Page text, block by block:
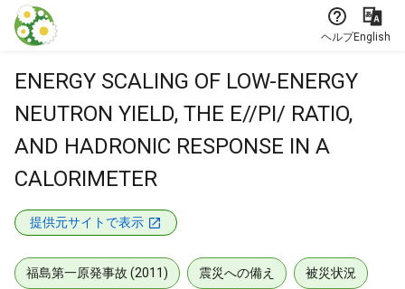
本文に飛ぶ
ヘルプEnglish
ENERGY SCALING OF LOW-ENERGY
NEUTRON YIELD, THE E//PI/ RATIO,
AND HADRONIC RESPONSE IN A
CALORIMETER
提供元サイトで表示
福島第一原発事故 (2011) 震災への備え 被災状況